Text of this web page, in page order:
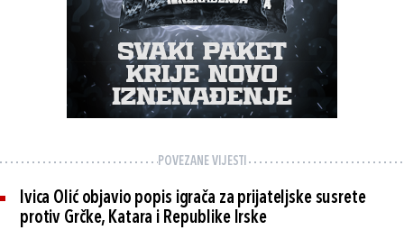
POVEZANE VIJESTI
Ivica Olić objavio popis igrača za prijateljske susrete
protiv Grčke, Katara i Republike Irske